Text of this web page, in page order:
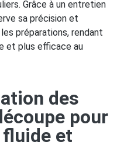
Grâce à un entretien
sa précision et
préparations, rendant
et plus efficace au
des
pour
et